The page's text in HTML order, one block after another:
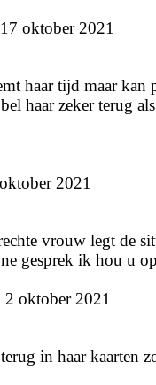
oktober 2021
haar tijd maar kan
haar zeker terug
2021
vrouw legt de
gesprek ik hou u
2 oktober 2021
in haar kaarten